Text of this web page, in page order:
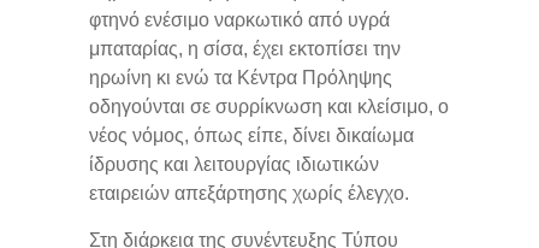
φτηνό ενέσιμο ναρκωτικό από υγρά
μπαταρίας, η σίσα, έχει εκτοπίσει την
ηρωίνη κι ενώ τα Κέντρα Πρόληψης
οδηγούνται σε συρρίκνωση και κλείσιμο, ο
νέος νόμος, όπως είπε, δίνει δικαίωμα
ίδρυσης και λειτουργίας ιδιωτικών
εταιρειών απεξάρτησης χωρίς έλεγχο.
Στη διάρκεια της συνέντευξης Τύπου